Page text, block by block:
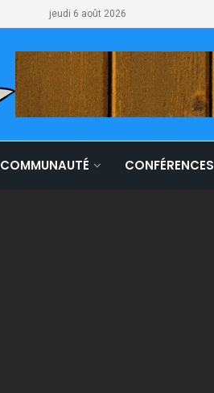
jeudi 6 août 2026
COMMUNAUTÉ CONFÉRENCES